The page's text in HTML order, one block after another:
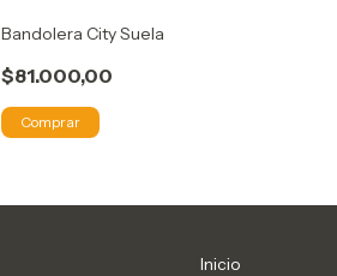
Bandolera City Suela
$81.000,00
Comprar
Inicio